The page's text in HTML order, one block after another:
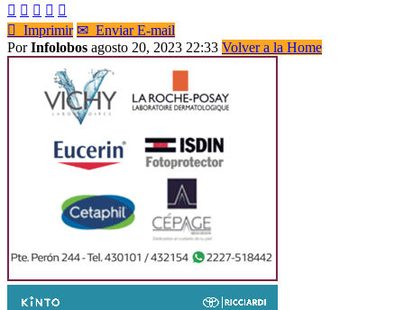
    
 Imprimir ✉ Enviar E-mail
PorInfolobos agosto 20, 2023 22:33 Volver a la Home